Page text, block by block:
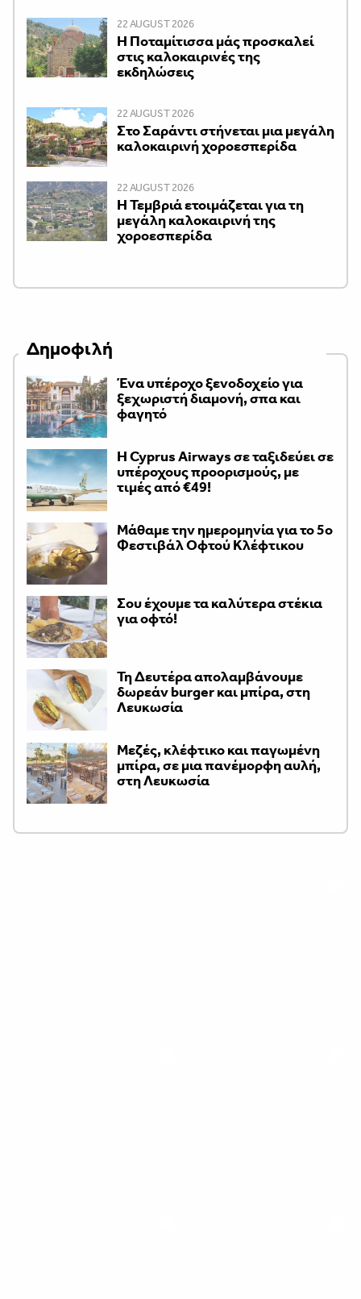
22 AUGUST 2026
Η Ποταμίτισσα μάς προσκαλεί
στις καλοκαιρινές της
εκδηλώσεις
22 AUGUST 2026
Στο Σαράντι στήνεται μια μεγάλη
καλοκαιρινή χοροεσπερίδα
22 AUGUST 2026
Η Τεμβριά ετοιμάζεται για τη
μεγάλη καλοκαιρινή της
χοροεσπερίδα
Δημοφιλή
Ένα υπέροχο ξενοδοχείο για
ξεχωριστή διαμονή, σπα και
φαγητό
H Cyprus Airways σε ταξιδεύει σε
υπέροχους προορισμούς, με
τιμές από €49!
Μάθαμε την ημερομηνία για το 5ο
Φεστιβάλ Οφτού Κλέφτικου
Σου έχουμε τα καλύτερα στέκια
για οφτό!
Τη Δευτέρα απολαμβάνουμε
δωρεάν burger και μπίρα, στη
Λευκωσία
Μεζές, κλέφτικο και παγωμένη
μπίρα, σε μια πανέμορφη αυλή,
στη Λευκωσία